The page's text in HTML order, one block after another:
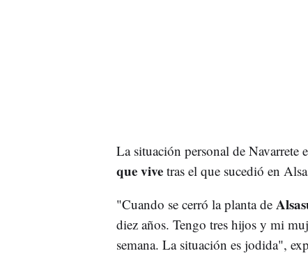
La situación personal de Navarrete
que vivetras el que sucedió en
"Cuando se cerró la planta de
diez años. Tengo tres hijos y mi
semana. La situación es jodida",